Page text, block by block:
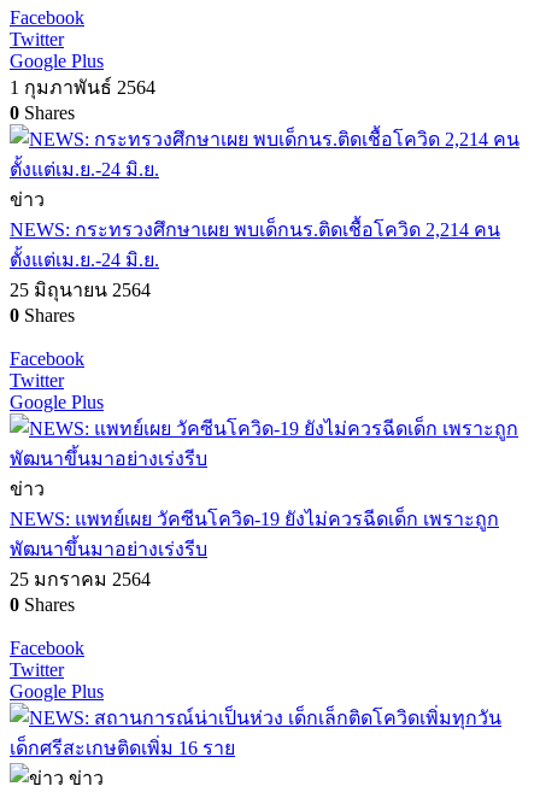
Facebook
Twitter
Google Plus
1 กุมภาพันธ์ 2564
0 Shares
ข่าว
NEWS: กระทรวงศึกษาเผย พบเด็กนร.ติดเชื้อโควิด 2,214 คน
ตั้งแต่เม.ย.-24 มิ.ย.
25 มิถุนายน 2564
0 Shares
Facebook
Twitter
Google Plus
ข่าว
NEWS: แพทย์เผย วัคซีนโควิด-19 ยังไม่ควรฉีดเด็ก เพราะถูก
พัฒนาขึ้นมาอย่างเร่งรีบ
25 มกราคม 2564
0 Shares
Facebook
Twitter
Google Plus
ข่าว